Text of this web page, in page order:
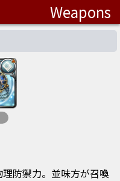
Weapons
防禦力。並味方が召喚